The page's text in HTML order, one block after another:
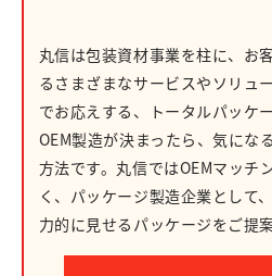
丸信は包装資材事業を柱に、お
るさまざまなサービスやソリュ
でお応えする、トータルパッケ
OEM製造が決まったら、気にな
方法です。丸信ではOEMマッチ
く、パッケージ製造企業として
力的に見せるパッケージをご提